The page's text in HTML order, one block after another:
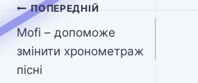
Навігація
записів
ПОПЕРЕДНІЙ
Mofi – допоможе
змінити хронометраж
пісні